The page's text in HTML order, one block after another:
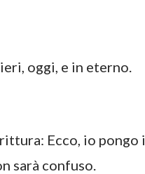
oggi, e in eterno.
Ecco, io
sarà confuso.